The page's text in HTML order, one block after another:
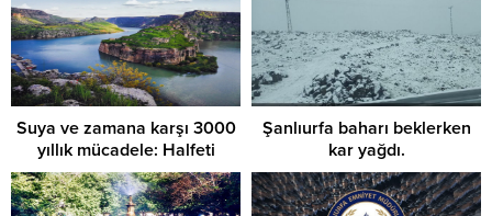
Suya ve zamana karşı 3000
yıllık mücadele: Halfeti
Şanlıurfa baharı beklerken
kar yağdı.